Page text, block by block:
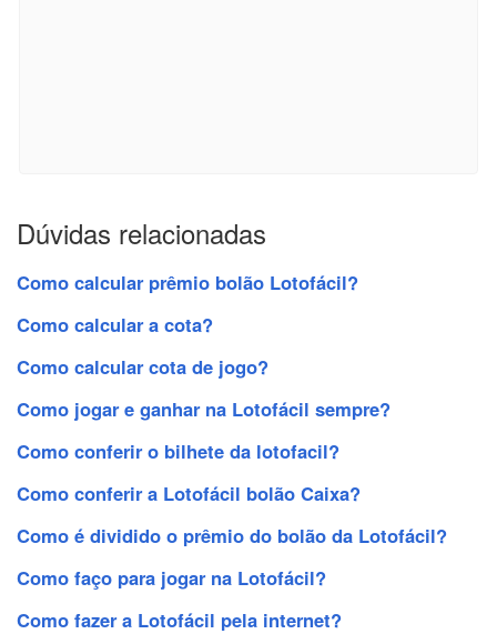
Dúvidas relacionadas
Como calcular prêmio bolão Lotofácil?
Como calcular a cota?
Como calcular cota de jogo?
Como jogar e ganhar na Lotofácil sempre?
Como conferir o bilhete da lotofacil?
Como conferir a Lotofácil bolão Caixa?
Como é dividido o prêmio do bolão da Lotofácil?
Como faço para jogar na Lotofácil?
Como fazer a Lotofácil pela internet?